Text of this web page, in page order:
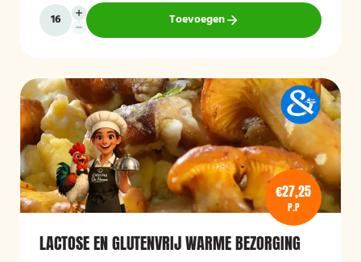
Toevoegen
€27,25
P.P
LACTOSE EN GLUTENVRIJ WARME BEZORGING